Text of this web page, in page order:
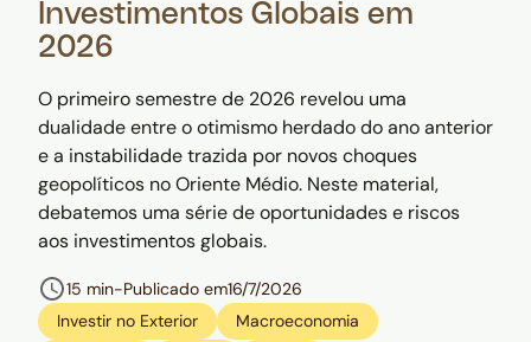
Investimentos Globais em
2026
O primeiro semestre de 2026 revelou uma
dualidade entre o otimismo herdado do ano anterior
e a instabilidade trazida por novos choques
geopolíticos no Oriente Médio. Neste material,
debatemos uma série de oportunidades e riscos
aos investimentos globais.
15 min-Publicado em16/7/2026
Investir no Exterior
Macroeconomia